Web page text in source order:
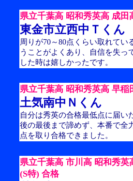
県立千葉高 昭和秀英高 成田
東金市立西中Ｔくん
周りが70～80点くらい取れて
うことがよくあり、自信を失っ
した時は嬉しかったです。
県立千葉高 昭和秀英高 早稲
土気南中Ｎくん
自分は秀英の合格最低点に届い
後の最後まで諦めず、本番で全
点を取り合格できました。
県立千葉高 市川高 昭和秀
(S特) 合格